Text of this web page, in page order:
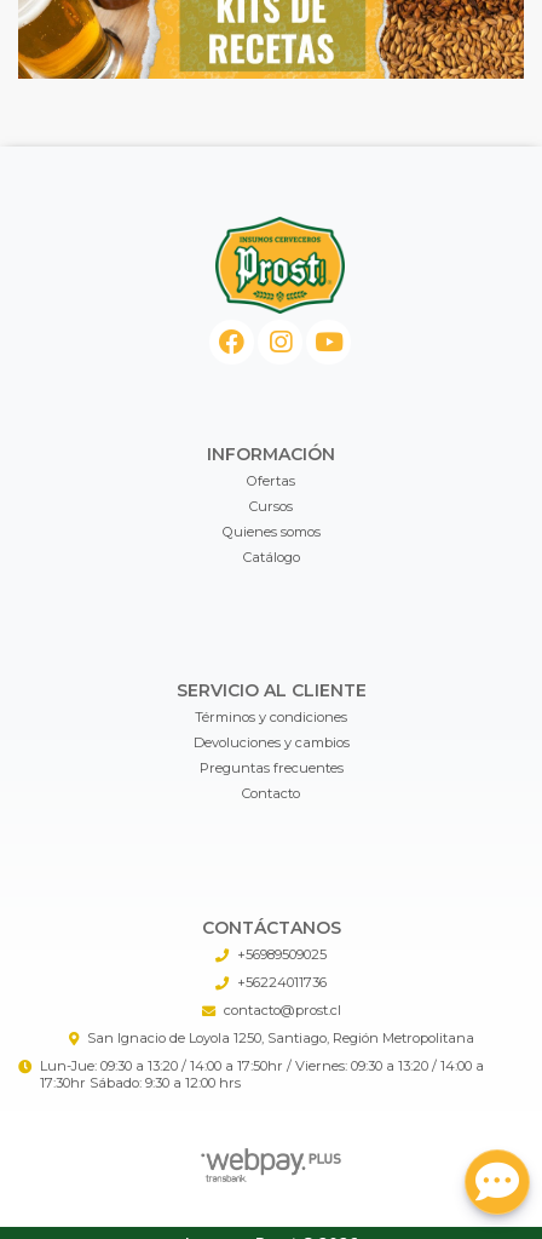
INFORMACIÓN
Ofertas
Cursos
Quienes somos
Catálogo
SERVICIO AL CLIENTE
Términos y condiciones
Devoluciones y cambios
Preguntas frecuentes
Contacto
CONTÁCTANOS
+56989509025
+56224011736
contacto@prost.cl
San Ignacio de Loyola 1250, Santiago, Región Metropolitana
Lun-Jue: 09:30 a 13:20 / 14:00 a 17:50hr / Viernes: 09:30 a 13:20 / 14:00 a
17:30hr Sábado: 9:30 a 12:00 hrs